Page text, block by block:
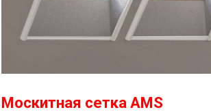
Москитная сетка AMS